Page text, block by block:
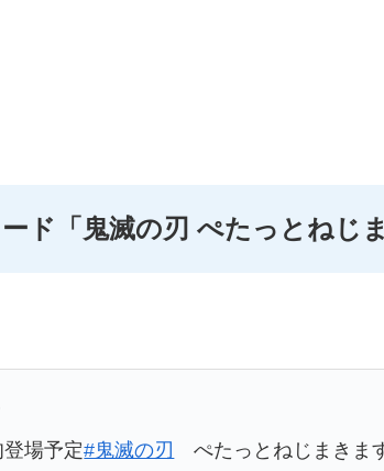
ド 「鬼滅の刃 ぺたっとねじ
場予定#鬼滅の刃
ぺたっとねじまきま